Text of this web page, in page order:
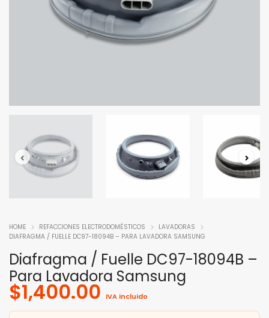
HOME REFACCIONES ELECTRODOMÉSTICOS
LAVADORAS
DIAFRAGMA / FUELLE DC97-18094B – PARA LAVADORA SAMSUNG
Diafragma / Fuelle DC97-18094B –
Para Lavadora Samsung
$1,400.00 IVA incluido